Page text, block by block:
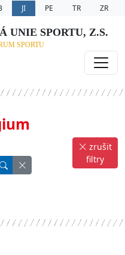
JI PE TR ZR
UNIE SPORTU, Z.S.
SPORTU
zrušit
filtry